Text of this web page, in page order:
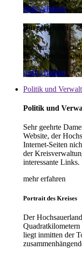
mehr erfahren
Bürgertelefon
Bei den
mehr erfahren
Politik und
Politik und
Sehr geehrte
Website, der
Internet-Seiten
der
interessante Links.
mehr erfahren
Portrait des Kreises
Der
liegt inmitten der